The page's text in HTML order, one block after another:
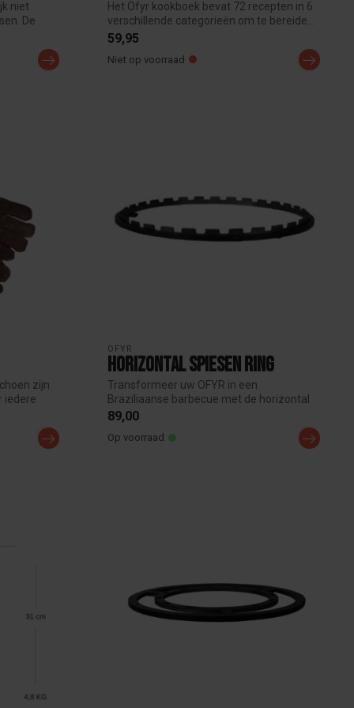
niet
De
Het Ofyr kookboek bevat 72 recepten in 6
verschillende categorieën om te bereide...
59,95
Niet op voorraad
zijn
iedere
OFYR
Horizontal spiesen ring
Transformeer uw OFYR in een
Braziliaanse barbecue met de horizontal
spiezen ring...
89,00
Op voorraad